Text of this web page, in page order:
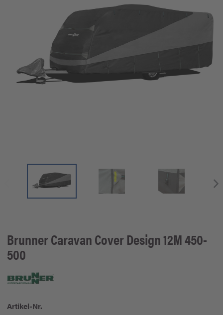
BrunnerCaravan Cover Design 12M 450-
500
Artikel-Nr.